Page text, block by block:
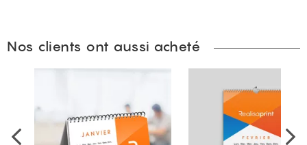
Nos clients ont aussi acheté